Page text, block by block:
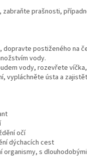
prašnosti,
dopravte postiženého na
vody.
vody, rozevřete
vypláchněte ústa a
očí
dýchacích cest
organismy, s